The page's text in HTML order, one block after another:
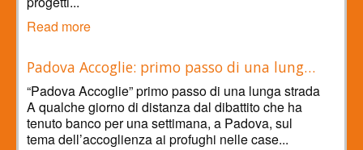
Read more
Padova Accoglie: primo passo di una lung…
“Padova Accoglie” primo passo di una lunga strada
A qualche giorno di distanza dal dibattito che ha
tenuto banco per una settimana, a Padova, sul
tema dell’accoglienza ai profughi nelle case...